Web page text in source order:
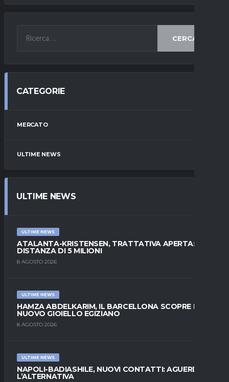
CERCA
CATEGORIE
MERCATO
ULTIME NEWS
ULTIME NEWS
ULTIME NEWS
ATALANTA-KRISTENSEN, TRATTATIVA APERTA:
DISTANZA DI 5 MILIONI
8 AGOSTO 2026
ULTIME NEWS
HAMZA ABDELKARIM, IL BARCELLONA SCOPRE IL
NUOVO GIOIELLO EGIZIANO
8 AGOSTO 2026
ULTIME NEWS
NAPOLI-BADIASHILE, NUOVI CONTATTI: AGUERD È
L’ALTERNATIVA